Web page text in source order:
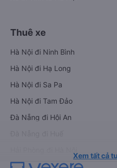
Thuê xe
Hà Nội đi Ninh Bình
Hà Nội đi Hạ Long
Hà Nội đi Sa Pa
Hà Nội đi Tam Đảo
Đà Nẵng đi Hội An
Xem tất cả